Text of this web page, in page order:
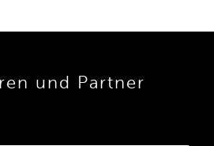
und Partner